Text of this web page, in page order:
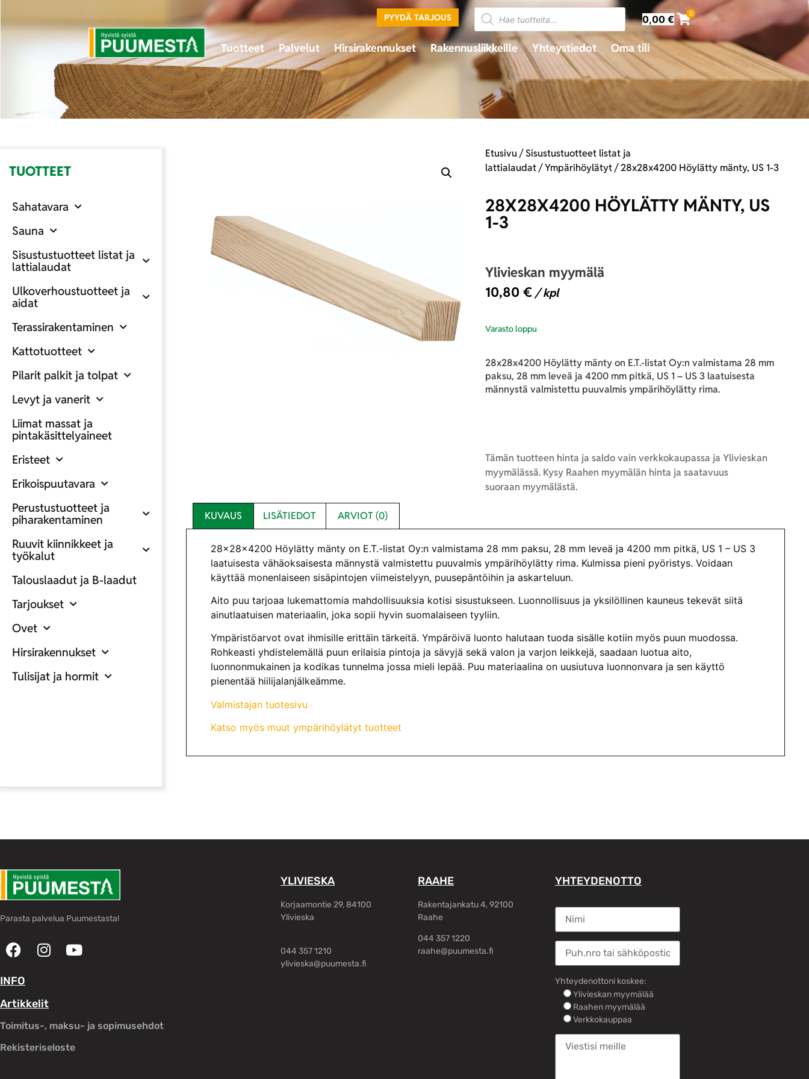
PYYDÄ TARJOUS 0,00€ 0
Tuotteet Palvelut Hirsirakennukset Rakennusliikkeille Yhteystiedot Oma tili
TUOTTEET
Sahatavara
Sauna
Sisustustuotteet listat ja
lattialaudat
Ulkoverhoustuotteet ja
aidat
Terassirakentaminen
Kattotuotteet
Pilarit palkit ja tolpat
Levyt ja vanerit
Liimat massat ja
pintakäsittelyaineet
Eristeet
Erikoispuutavara
Perustustuotteet ja
piharakentaminen
Ruuvit kiinnikkeet ja
työkalut
Talouslaadut ja B-laadut
Tarjoukset
Ovet
Hirsirakennukset
Tulisijat ja hormit
Etusivu/Sisustustuotteet listat ja
lattialaudat/Ympärihöylätyt/ 28x28x4200 Höylätty mänty, US 1-3
28X28X4200 HÖYLÄTTY MÄNTY, US
1-3
Ylivieskan myymälä
10,80€ / kpl
Varasto loppu
28x28x4200 Höylätty mänty on E.T.-listat Oy:n valmistama 28 mm
paksu, 28 mm leveä ja 4200 mm pitkä, US 1 – US 3 laatuisesta
männystä valmistettu puuvalmis ympärihöylätty rima.
Tämän tuotteen hinta ja saldo vain verkkokaupassa ja Ylivieskan
myymälässä. Kysy Raahen myymälän hinta ja saatavuus
suoraan myymälästä.
KUVAUS LISÄTIEDOT ARVIOT (0)
28x28x4200 Höylätty mänty on E.T.-listat Oy:n valmistama 28 mm paksu, 28 mm leveä ja 4200 mm pitkä, US 1 – US 3
laatuisesta vähäoksaisesta männystä valmistettu puuvalmis ympärihöylätty rima. Kulmissa pieni pyöristys. Voidaan
käyttää monenlaiseen sisäpintojen viimeistelyyn, puusepäntöihin ja askarteluun.
Aito puu tarjoaa lukemattomia mahdollisuuksia kotisi sisustukseen. Luonnollisuus ja yksilöllinen kauneus tekevät siitä
ainutlaatuisen materiaalin, joka sopii hyvin suomalaiseen tyyliin.
Ympäristöarvot ovat ihmisille erittäin tärkeitä. Ympäröivä luonto halutaan tuoda sisälle kotiin myös puun muodossa.
Rohkeasti yhdistelemällä puun erilaisia pintoja ja sävyjä sekä valon ja varjon leikkejä, saadaan luotua aito,
luonnonmukainen ja kodikas tunnelma jossa mieli lepää. Puu materiaalina on uusiutuva luonnonvara ja sen käyttö
pienentää hiilijalanjälkeämme.
Valmistajan tuotesivu
Katso myös muut ympärihöylätyt tuotteet
Parasta palvelua Puumestasta!
INFO
Artikkelit
Toimitus-, maksu- ja sopimusehdot
Rekisteriseloste
YLIVIESKA
Korjaamontie 29, 84100
Ylivieska
044 357 1210
ylivieska@puumesta.fi
RAAHE
Rakentajankatu 4, 92100
Raahe
044 357 1220
raahe@puumesta.fi
YHTEYDENOTTO
Yhteydenottoni koskee:
Ylivieskan myymälää
Raahen myymälää
Verkkokauppaa